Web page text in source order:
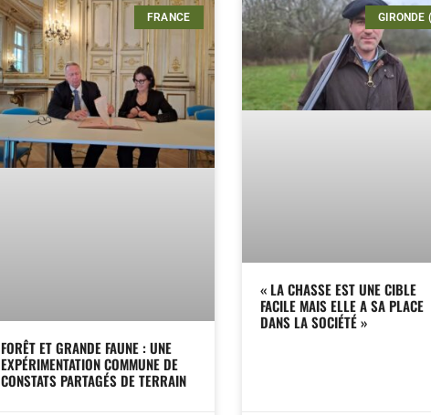
FRANCE
FORÊT ET GRANDE FAUNE : UNE
EXPÉRIMENTATION COMMUNE DE
CONSTATS PARTAGÉS DE TERRAIN
GIRONDE
« LA CHASSE EST UNE CIBLE
FACILE MAIS ELLE A SA PLACE
DANS LA SOCIÉTÉ »